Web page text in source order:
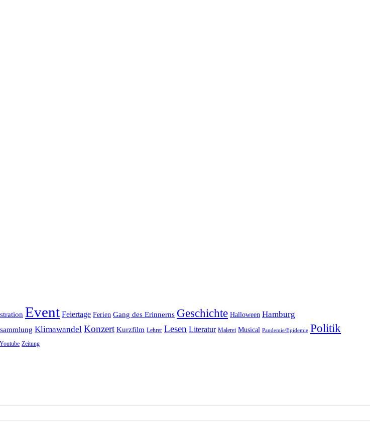
Event Feiertage Ferien Gang des Erinnerns Geschichte Halloween Hamburg
Klimawandel Konzert Kurzfilm Lehrer Lesen Literatur Malerei Musical Pandemie/Epidemie Politik
Youtube Zeitung